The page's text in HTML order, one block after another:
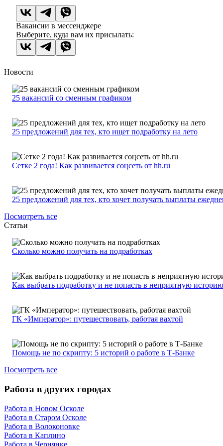
Вакансии в мессенджере
Выберите, куда вам их присылать:
Новости
25 вакансий со сменным графиком
25 предложений для тех, кто ищет подработку на лето
Сетке 2 года! Как развивается соцсеть от hh.ru
25 предложений для тех, кто хочет получать выплаты
Посмотреть все
Статьи
Сколько можно получать на подработках
Как выбрать подработку и не попасть в неприятную историю
ГК «Император»: путешествовать, работая вахтой
Помощь не по скрипту: 5 историй о работе в Т-Банке
Посмотреть все
Работа в других городах
Работа в Новом Осколе
Работа в Старом Осколе
Работа в Волоконовке
Работа в Каплино
Работа в Чернянке